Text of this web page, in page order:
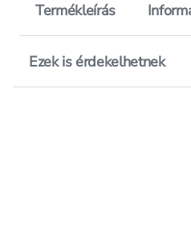
Termékleírás
Ezek is érdekelhetnek